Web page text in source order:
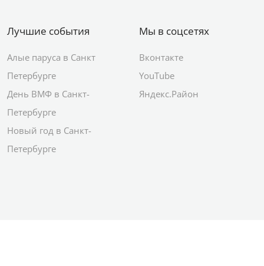
Лучшие события
Алые паруса в Санкт
Петербурге
День ВМФ в Санкт-
Петербурге
Новый год в Санкт-
Петербурге
Мы в соцсетях
Вконтакте
YouTube
Яндекс.Район